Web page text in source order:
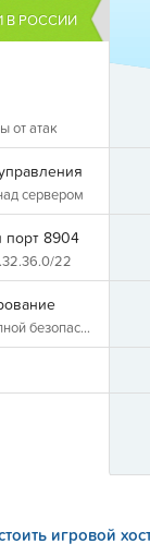
В РОССИИ
от атак
сервером
порт 8904
22
игровой